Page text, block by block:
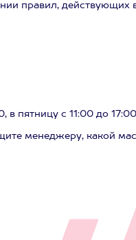
правил, действующих
в пятницу с 11:00 до
менеджеру, какой